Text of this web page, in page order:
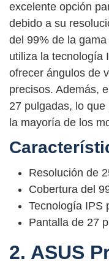
excelente opción
debido a su
del 99% de la
utiliza la tecnología
ofrecer ángulos de
precisos. Además,
27 pulgadas, lo
la mayoría de los
Resolución de
Cobertura del
Tecnología IPS
Pantalla de 27
2. ASUS